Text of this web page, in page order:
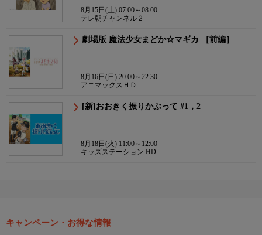
8月15日(土) 07:00～08:00
テレ朝チャンネル２
劇場版 魔法少女まどか☆マギカ ［前編］
8月16日(日) 20:00～22:30
アニマックスＨＤ
[新]おおきく振りかぶって #1，2
8月18日(火) 11:00～12:00
キッズステーション HD
キャンペーン・お得な情報